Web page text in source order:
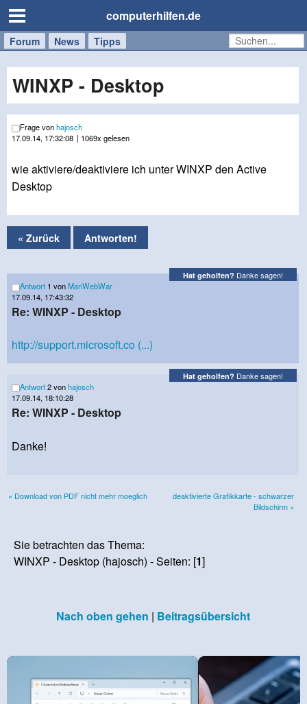
computerhilfen.de
Forum News Tipps
Handy
Tablet
Windows
Mac
WINXP - Desktop
Frage vonhajosch
17.09.14, 17:32:08 | 1069x gelesen
wie aktiviere/deaktiviere ich unter WINXP den Active
Desktop
« Zurück Antworten!
Hat geholfen? Danke sagen!
Antwort 1 vonManWebWar
17.09.14, 17:43:32
Re: WINXP - Desktop
http://support.microsoft.co (...)
Hat geholfen? Danke sagen!
Antwort2 vonhajosch
17.09.14, 18:10:28
Re: WINXP - Desktop
Danke!
« Download von PDF nicht mehr moeglich
deaktivierte Grafikkarte - schwarzer
Bildschirm »
Sie betrachten das Thema:
WINXP - Desktop (hajosch) - Seiten: [1]
Nach oben gehen | Beitragsübersicht